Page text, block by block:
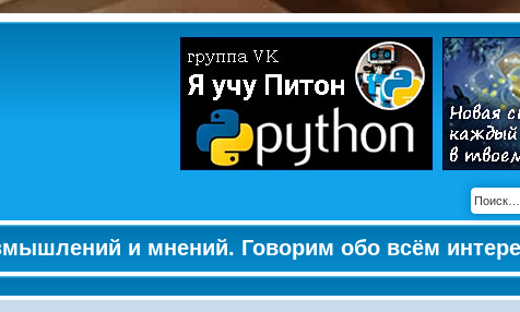
и мнений. Говорим обо всём